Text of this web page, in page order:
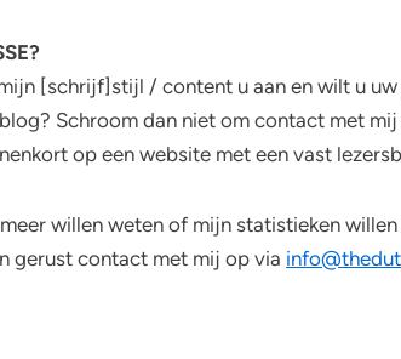
[schrijf]stijl / content u aan en wilt u
Schroom dan niet om contact met
op een website met een vast
willen weten of mijn statistieken
gerust contact met mij op via